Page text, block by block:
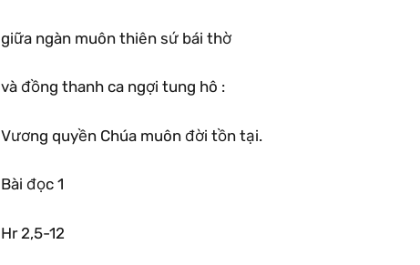
giữa ngàn muôn thiên sứ bái thờ
và đồng thanh ca ngợi tung hô :
Vương quyền Chúa muôn đời tồn tại.
Bài đọc 1
Hr 2,5-12